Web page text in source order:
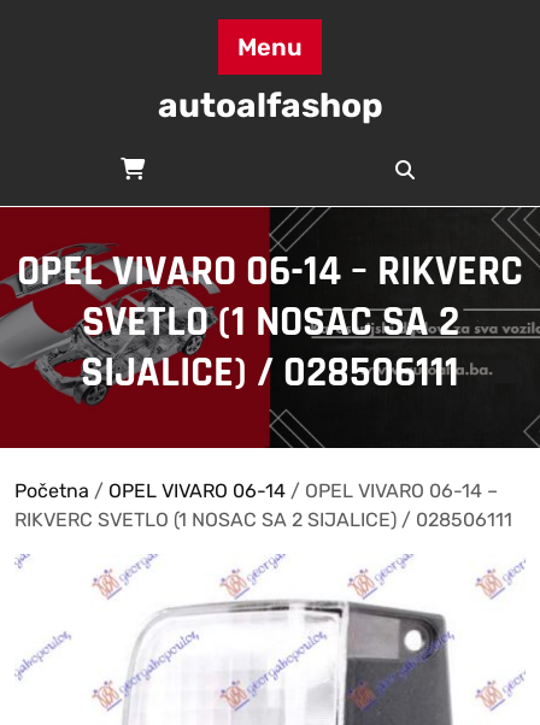
Menu
autoalfashop
OPEL VIVARO 06-14 – RIKVERC
SVETLO (1 NOSAC SA 2
SIJALICE) / 028506111
Početna / OPEL VIVARO 06-14 / OPEL VIVARO 06-14 –
RIKVERC SVETLO (1 NOSAC SA 2 SIJALICE) / 028506111